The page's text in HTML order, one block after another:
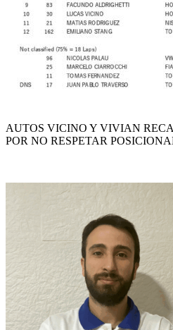
AUTOS VICINO Y VIVIAN
POR NO RESPETAR